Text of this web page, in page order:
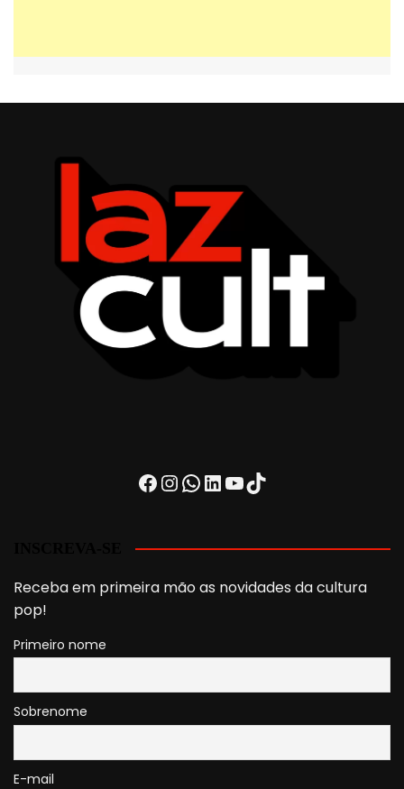
Facebook
Instagram
WhatsApp
LinkedIn
Youtube
TikTok
Receba em primeira mão as novidades da cultura
pop!
Primeiro nome
Sobrenome
E-mail